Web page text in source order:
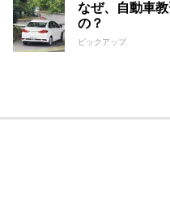
なぜ、自動車
の？
ピックアップ